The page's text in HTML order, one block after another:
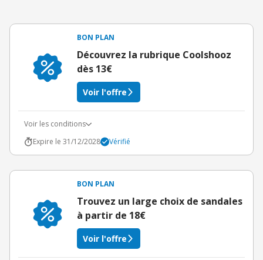
BON PLAN
Découvrez la rubrique Coolshooz
dès 13€
Voir l'offre
Voir les conditions
Expire le 31/12/2028
Vérifié
BON PLAN
Trouvez un large choix de sandales
à partir de 18€
Voir l'offre